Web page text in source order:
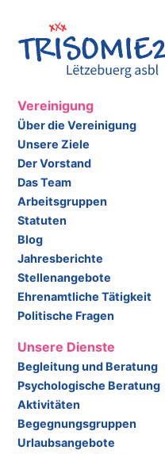
Vereinigung
Über die Vereinigung
Unsere Ziele
Der Vorstand
Das Team
Arbeitsgruppen
Statuten
Blog
Jahresberichte
Stellenangebote
Ehrenamtliche Tätigkeit
Politische Fragen
Unsere Dienste
Begleitung und Beratung
Psychologische Beratung
Aktivitäten
Begegnungsgruppen
Urlaubsangebote